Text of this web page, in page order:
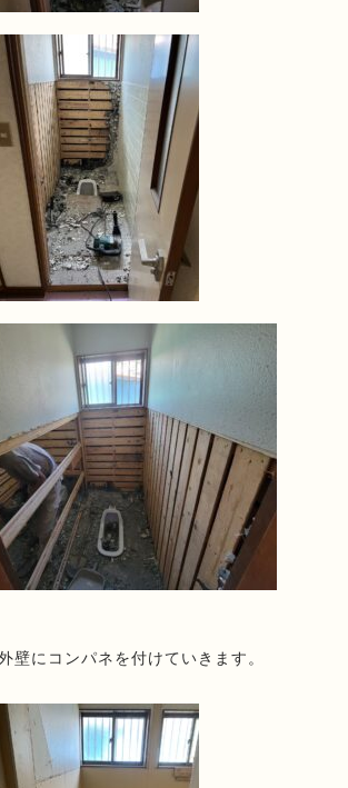
壁にコンパネを付けていきます。